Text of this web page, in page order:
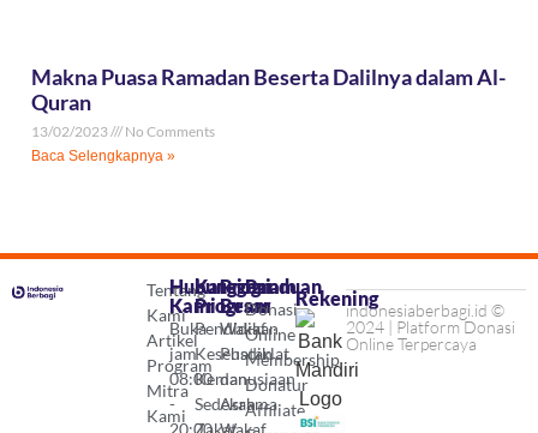
Makna Puasa Ramadan Beserta Dalilnya dalam Al-
Quran
13/02/2023 No Comments
Baca Selengkapnya »
Tentang
Kami
Artikel
Program
Mitra
Kami
Hubungi
Kami
Buka
jam
08:00
-
Kategori
Program
Pendidikan
Kesehatan
Kemanusiaan
Sedekah
Program
Besar
Wakaf
Pusdiklat
dan
Asrama
Panduan
Donasi
Online
Membership
Donatur
Affiliate
Rekening
indonesiaberbagi.id ©
2024 | Platform Donasi
Online Terpercaya